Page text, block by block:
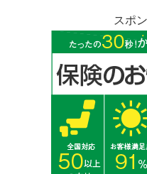
スポ